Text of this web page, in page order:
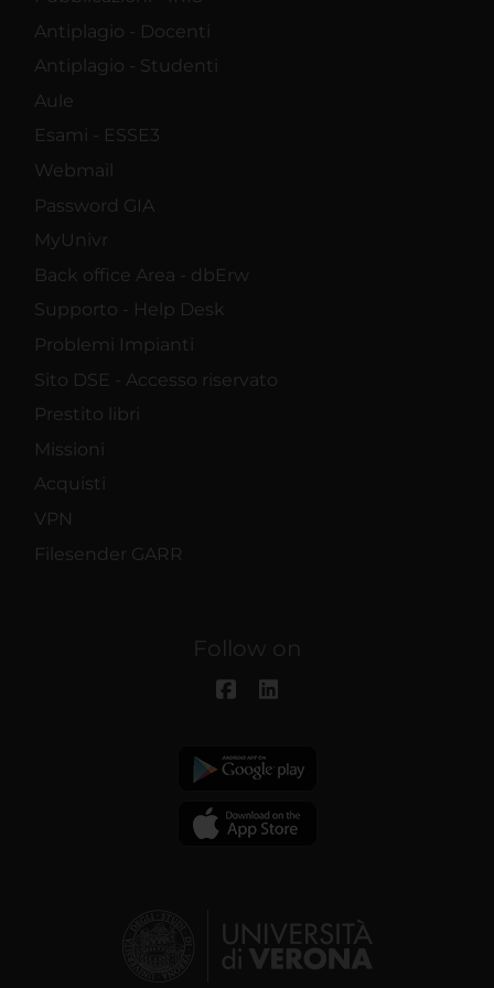
Antiplagio - Docenti
Antiplagio - Studenti
Aule
Esami - ESSE3
Webmail
Password GIA
MyUnivr
Back office Area - dbErw
Supporto - Help Desk
Problemi Impianti
Sito DSE - Accesso riservato
Prestito libri
Missioni
Acquisti
VPN
Filesender GARR
Follow on